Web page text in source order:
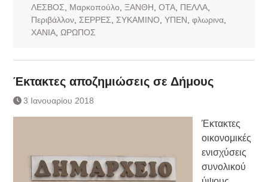
ΛΕΣΒΟΣ
Μαρκοπούλο ΞΑΝΘΗ ΟΤΑ, ΠΕΛΛΑ,
Περιβάλλον, ΣΕΡΡΕΣ ΣΥΚΑΜΙΝΟ ΥΠΕΝ φλωρινα,
ΧΑΝΙΑ, ΩΡΩΠΟΣ
Έκτακτες αποζημιώσεις σε Δήμους
3 Ιανουαρίου 2018
Έκτακτες
οικονομικές
ενισχύσεις
συνολικού